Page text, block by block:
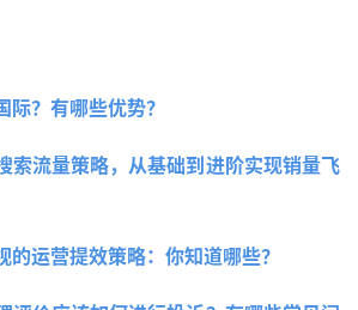
际？有哪些优势？
索流量策略，从基础到进阶实现销量飞
的运营提效策略：你知道哪些？